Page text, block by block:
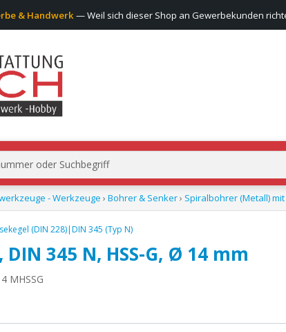
& Handwerk — Weil sich dieser Shop an Gewerbekunden
- Werkzeuge › Bohrer & Senker› Spiralbohrer (Metall) mit
(DIN 228)|DIN 345 (Typ N)
345 N, HSS-G, Ø 14 mm
MHSSG